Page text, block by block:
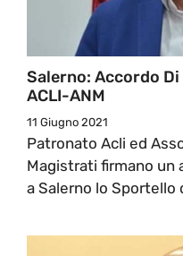
Salerno: Accordo
ACLI-ANM
11 Giugno 2021
Patronato Acli ed
Magistrati firmano un
a Salerno lo